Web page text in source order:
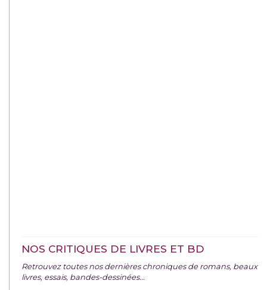
NOS CRITIQUES DE LIVRES ET BD
Retrouvez toutes nos dernières chroniques de romans, beaux
livres, essais, bandes-dessinées...